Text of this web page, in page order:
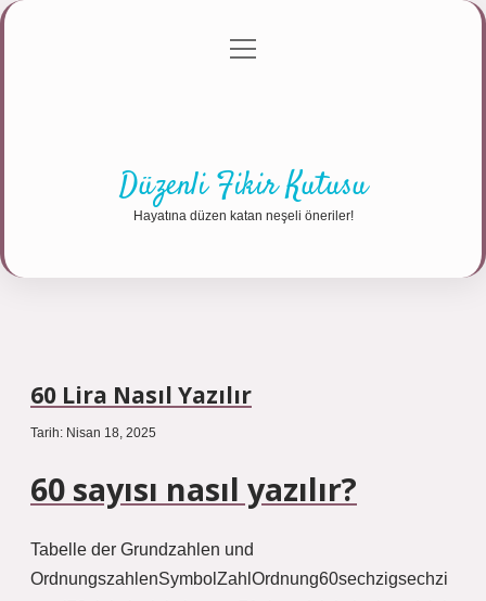
Gizlilik Politikası
menüyü
Düzenli Fikir Kutusu
Hayatına düzen katan neşeli öneriler!
60 Lira Nasıl Yazılır
Tarih: Nisan 18, 2025
60 sayısı nasıl yazılır?
Tabelle der Grundzahlen und
OrdnungszahlenSymbolZahlOrdnung60sechzigsechzi